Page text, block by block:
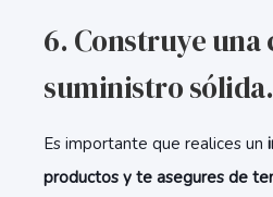
6. Construye una
suministro sólida.
Es importante que realices un
productos y te asegures de